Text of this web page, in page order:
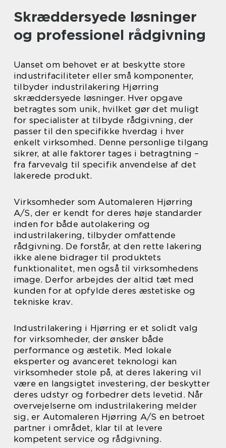
Skræddersyede løsninger
og professionel rådgivning
Uanset om behovet er at beskytte store
industrifaciliteter eller små komponenter,
tilbyder industrilakering Hjørring
skræddersyede løsninger. Hver opgave
betragtes som unik, hvilket gør det muligt
for specialister at tilbyde rådgivning, der
passer til den specifikke hverdag i hver
enkelt virksomhed. Denne personlige tilgang
sikrer, at alle faktorer tages i betragtning –
fra farvevalg til specifik anvendelse af det
lakerede produkt.
Virksomheder som Automaleren Hjørring
A/S, der er kendt for deres høje standarder
inden for både autolakering og
industrilakering, tilbyder omfattende
rådgivning. De forstår, at den rette lakering
ikke alene bidrager til produktets
funktionalitet, men også til virksomhedens
image. Derfor arbejdes der altid tæt med
kunden for at opfylde deres æstetiske og
tekniske krav.
Industrilakering i Hjørring er et solidt valg
for virksomheder, der ønsker både
performance og æstetik. Med lokale
eksperter og avanceret teknologi kan
virksomheder stole på, at deres lakering vil
være en langsigtet investering, der beskytter
deres udstyr og forbedrer dets levetid. Når
overvejelserne om industrilakering melder
sig, er Automaleren Hjørring A/S en betroet
partner i området, klar til at levere
kompetent service og rådgivning.